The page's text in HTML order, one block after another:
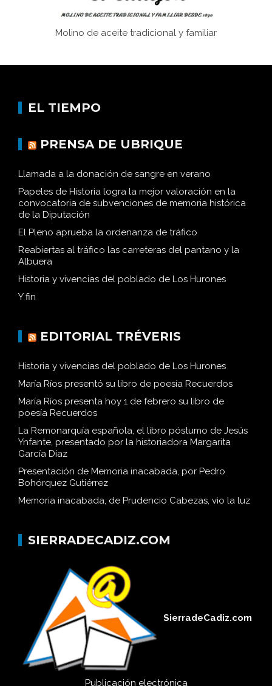
Molino de aceite tradicional y familiar
EL TIEMPO
PRENSA DE UBRIQUE
Llamada a la donación de sangre en verano
Papeles de Historia logra la mejor valoración en la
convocatoria de subvenciones de memoria histórica
de la Diputación
El Pleno aprueba la ordenanza de tráfico
Reabiertas al tráfico las carreteras del pantano y la
Albuera
Historia y vivencias del poblado de Los Hurones
Y fin
EDITORIAL TRÉVERIS
Historia y vivencias del poblado de Los Hurones
María Ríos presentó su libro de poesía Recuerdos
María Ríos presenta hoy 1 de febrero su libro de
poesía Recuerdos
La Remonarquía española, el libro póstumo de Jesús
Ynfante, presentado por la historiadora Margarita
García Díaz
Presentación de Memoria inacabada, por Pedro
Bohórquez Gutiérrez
Memoria inacabada, de Prudencio Cabezas, vio la luz
SIERRADECADIZ.COM
SierradeCadiz.com
Publicación electrónica